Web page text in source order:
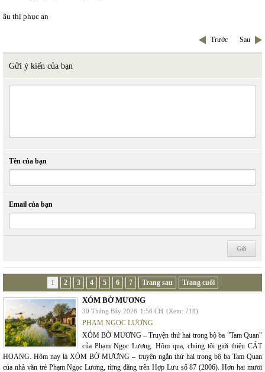
âu thị phục an
Trước Sau
Gửi ý kiến của bạn
Tên của bạn
Email của bạn
1 2 3 4 5 6 7 Trang sau Trang cuối
XÓM BỜ MƯƠNG
30 Tháng Bảy 2026 1:56 CH (Xem: 718)
PHẠM NGỌC LƯƠNG
XÓM BỜ MƯƠNG – Truyện thứ hai trong bộ ba "Tam Quan"
của Phạm Ngọc Lương. Hôm qua, chúng tôi giới thiệu CÁT
HOANG. Hôm nay là XÓM BỜ MƯƠNG – truyện ngắn thứ hai trong bộ ba Tam Quan
của nhà văn trẻ Phạm Ngọc Lương, từng đăng trên Hợp Lưu số 87 (2006). Hơn hai mươi